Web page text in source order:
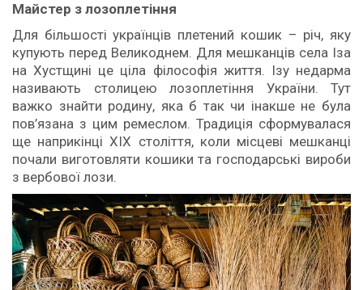
Майстер з лозоплетіння
Для більшості українців плетений кошик – річ, яку
купують перед Великоднем. Для мешканців села Іза
на Хустщині це ціла філософія життя. Ізу недарма
називають столицею лозоплетіння України. Тут
важко знайти родину, яка б так чи інакше не була
пов’язана з цим ремеслом. Традиція сформувалася
ще наприкінці XIX століття, коли місцеві мешканці
почали виготовляти кошики та господарські вироби
з вербової лози.